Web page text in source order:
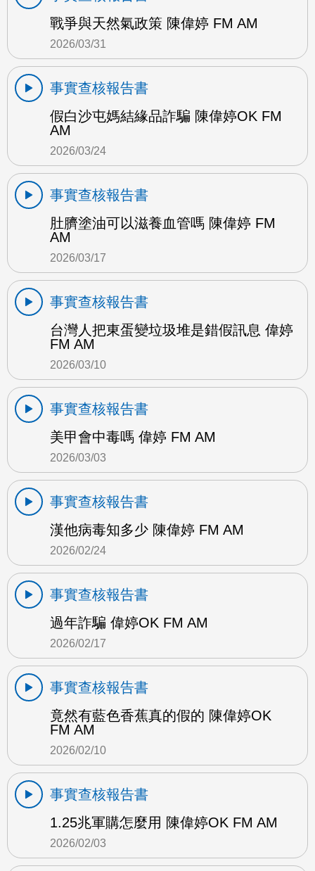
戰爭與天然氣政策 陳偉婷 FM AM
2026/03/31
事實查核報告書
假白沙屯媽結緣品詐騙 陳偉婷OK FM
AM
2026/03/24
事實查核報告書
肚臍塗油可以滋養血管嗎 陳偉婷 FM
AM
2026/03/17
事實查核報告書
台灣人把東蛋變垃圾堆是錯假訊息 偉婷
FM AM
2026/03/10
事實查核報告書
美甲會中毒嗎 偉婷 FM AM
2026/03/03
事實查核報告書
漢他病毒知多少 陳偉婷 FM AM
2026/02/24
事實查核報告書
過年詐騙 偉婷OK FM AM
2026/02/17
事實查核報告書
竟然有藍色香蕉真的假的 陳偉婷OK
FM AM
2026/02/10
事實查核報告書
1.25兆軍購怎麼用 陳偉婷OK FM AM
2026/02/03